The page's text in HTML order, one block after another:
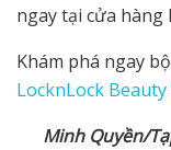
ngay tại cửa hàng
Khám phá ngay
LocknLock
Minh Quyền/